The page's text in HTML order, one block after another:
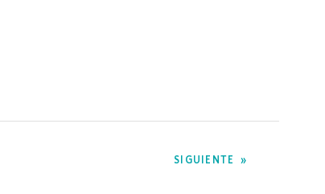
SIGUIENTE